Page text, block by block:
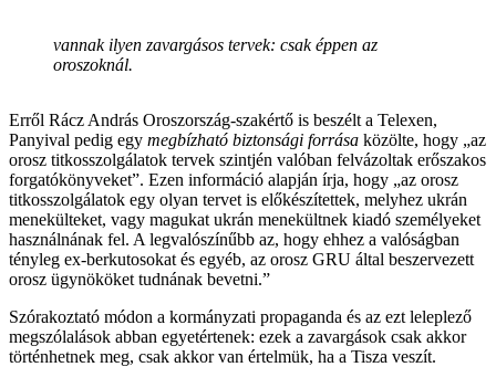
vannak ilyen zavargásos tervek: csak éppen az
oroszoknál.
Erről Rácz András Oroszország-szakértő is beszélt a Telexen,
Panyival pedig egy megbízható biztonsági forrása közölte, hogy „az
orosz titkosszolgálatok tervek szintjén valóban felvázoltak erőszakos
forgatókönyveket”. Ezen információ alapján írja, hogy „az orosz
titkosszolgálatok egy olyan tervet is előkészítettek, melyhez ukrán
menekülteket, vagy magukat ukrán menekültnek kiadó személyeket
használnának fel. A legvalószínűbb az, hogy ehhez a valóságban
tényleg ex-berkutosokat és egyéb, az orosz GRU által beszervezett
orosz ügynököket tudnának bevetni.”
Szórakoztató módon a kormányzati propaganda és az ezt leleplező
megszólalások abban egyetértenek: ezek a zavargások csak akkor
történhetnek meg, csak akkor van értelmük, ha a Tisza veszít.